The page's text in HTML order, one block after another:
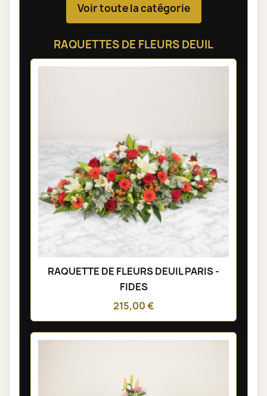
Voir toute la catégorie
RAQUETTES DE FLEURS DEUIL
RAQUETTE DE FLEURS DEUIL PARIS -
FIDES
215,00 €